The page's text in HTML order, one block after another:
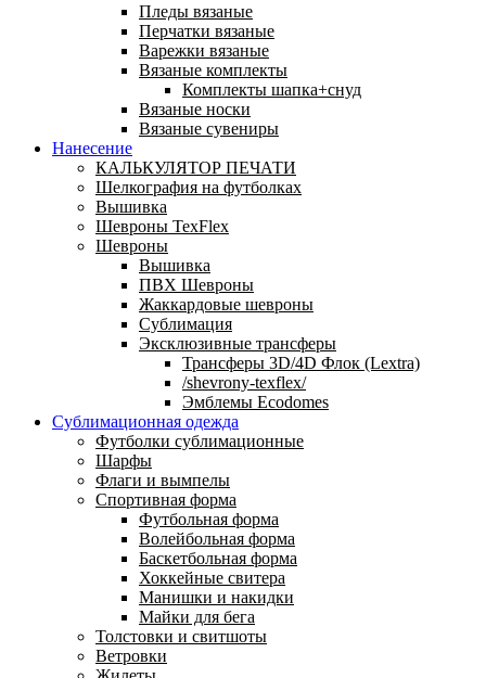
Пледы вязаные
Перчатки вязаные
Варежки вязаные
Вязаные комплекты
Комплекты шапка+снуд
Вязаные носки
Вязаные сувениры
Нанесение
КАЛЬКУЛЯТОР ПЕЧАТИ
Шелкография на футболках
Вышивка
Шевроны TexFlex
Шевроны
Вышивка
ПВХ Шевроны
Жаккардовые шевроны
Сублимация
Эксклюзивные трансферы
Трансферы 3D/4D Флок (Lextra)
/shevrony-texflex/
Эмблемы Ecodomes
Сублимационная одежда
Футболки сублимационные
Шарфы
Флаги и вымпелы
Спортивная форма
Футбольная форма
Волейбольная форма
Баскетбольная форма
Хоккейные свитера
Манишки и накидки
Майки для бега
Толстовки и свитшоты
Ветровки